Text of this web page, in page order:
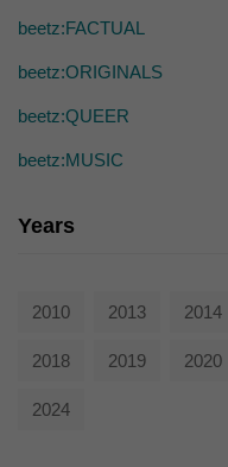
beetz:FACTUAL
beetz:ORIGINALS
beetz:QUEER
beetz:MUSIC
Years
2010 2013 2014
2018 2019 2020
2024
Externe Medien (7)
Inhalte von Videoplattformen
werden, bedarf der Zugriff auf